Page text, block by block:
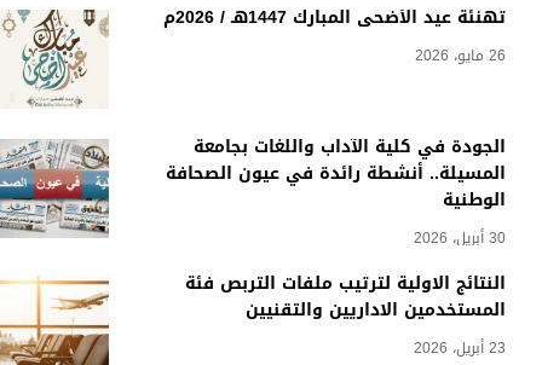
تهنئة عيد الأضحى المبارك 1447هـ / 2026م
26 مايو، 2026
الجودة في كلية الآداب واللغات بجامعة
المسيلة.. أنشطة رائدة في عيون الصحافة
الوطنية
30 أبريل، 2026
النتائج الاولية لترتيب ملفات التربص فئة
المستخدمين الاداريين والتقنيين
23 أبريل، 2026